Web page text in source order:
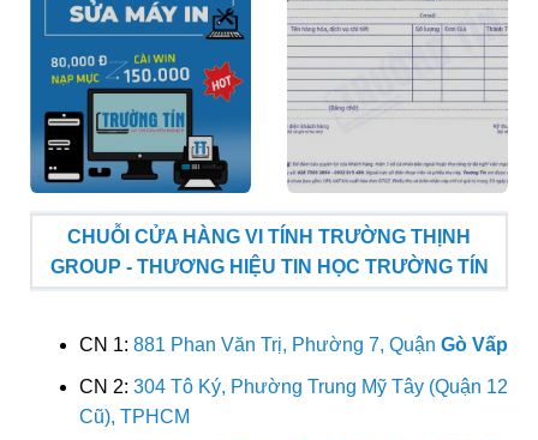
CHUỖI CỬA HÀNG VI TÍNH TRƯỜNG THỊNH
GROUP - THƯƠNG HIỆU TIN HỌC TRƯỜNG TÍN
CN 1: 881 Phan Văn Trị, Phường 7, Quận Gò Vấp
CN 2: 304 Tô Ký, Phường Trung Mỹ Tây (Quận 12
Cũ), TPHCM